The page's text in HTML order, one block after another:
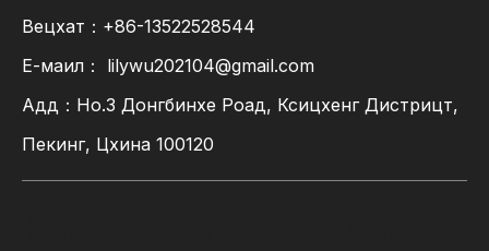
Вецхат：+86-13522528544
Е-маил： lilywu202104@gmail.com
Адд：Но.3 Донгбинхе Роад, Ксицхенг Дистрицт,
Пекинг, Цхина 100120